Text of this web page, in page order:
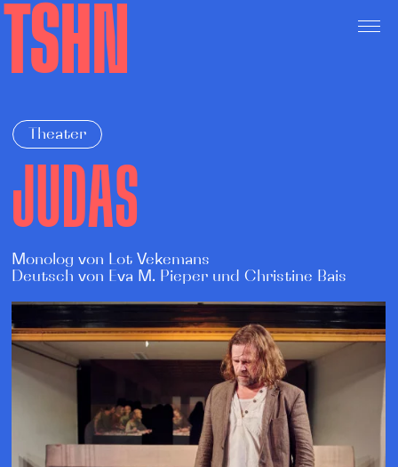
TSHN
Theater
JUDAS
Monolog von Lot Vekemans
Deutsch von Eva M. Pieper und Christine Bais